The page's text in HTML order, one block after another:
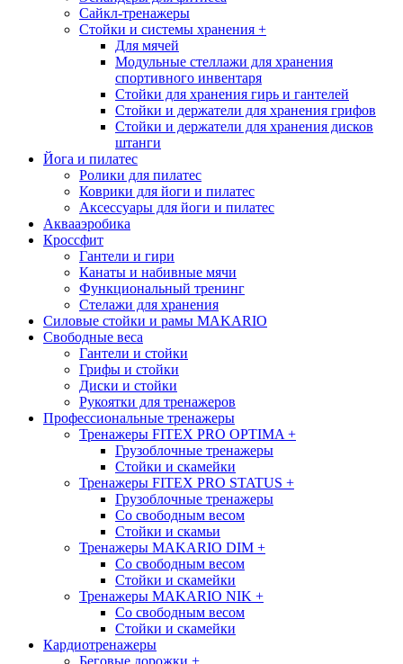
Сайкл-тренажеры
Стойки и системы хранения +
Для мячей
Модульные стеллажи для хранения
спортивного инвентаря
Стойки для хранения гирь и гантелей
Стойки и держатели для хранения грифов
Стойки и держатели для хранения дисков
штанги
Йога и пилатес
Ролики для пилатес
Коврики для йоги и пилатес
Аксессуары для йоги и пилатес
Аквааэробика
Кроссфит
Гантели и гири
Канаты и набивные мячи
Функциональный тренинг
Стелажи для хранения
Силовые стойки и рамы MAKARIO
Свободные веса
Гантели и стойки
Грифы и стойки
Диски и стойки
Рукоятки для тренажеров
Профессиональные тренажеры
Тренажеры FITEX PRO OPTIMA +
Грузоблочные тренажеры
Стойки и скамейки
Тренажеры FITEX PRO STATUS +
Грузоблочные тренажеры
Со свободным весом
Стойки и скамьи
Тренажеры MAKARIO DIM +
Со свободным весом
Стойки и скамейки
Тренажеры MAKARIO NIK +
Со свободным весом
Стойки и скамейки
Кардиотренажеры
Беговые дорожки +